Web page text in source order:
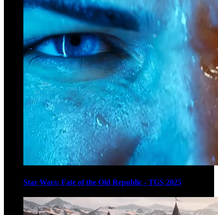
Star Wars: Fate of the Old Republic - TGS 2025